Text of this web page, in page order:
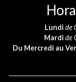
Lundi de
Mardi de
Du Mercredi au